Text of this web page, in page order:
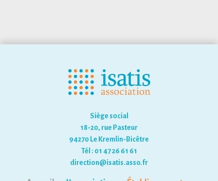
Siège social
18-20, rue Pasteur
94270 Le Kremlin-Bicêtre
Tél : 01 47 26 61 61
direction@isatis.asso.fr